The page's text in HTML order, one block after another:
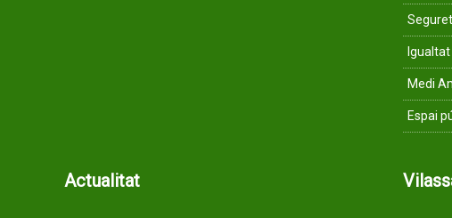
Igualtat
Medi
Espai
Actualitat